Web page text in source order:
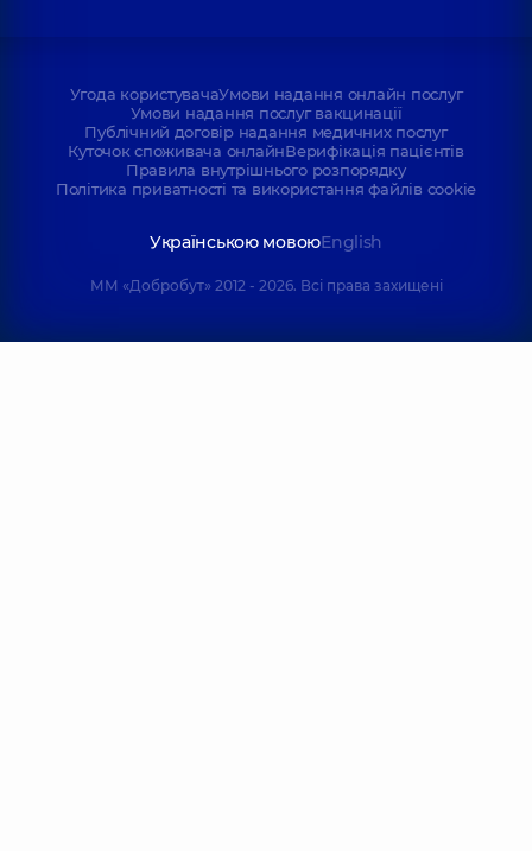
Угода користувачаУмови надання онлайн послуг
Умови надання послуг вакцинації
Публічний договір надання медичних послуг
Куточок споживача онлайнВерифікація пацієнтів
Правила внутрішнього розпорядку
Політика приватності та використання файлів cookie
Українською мовоюEnglish
ММ «Добробут» 2012 - 2026. Всі права захищені